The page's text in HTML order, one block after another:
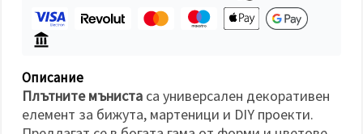
Описание
Плътните мъниста са универсален декоративен
елемент за бижута, мартеници и DIY проекти.